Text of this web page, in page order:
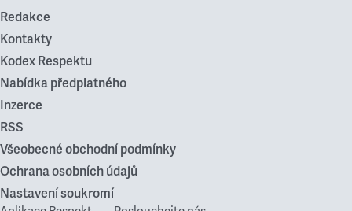
Redakce
Kontakty
Kodex Respektu
Nabídka předplatného
Inzerce
RSS
Všeobecné obchodní podmínky
Ochrana osobních údajů
Nastavení soukromí